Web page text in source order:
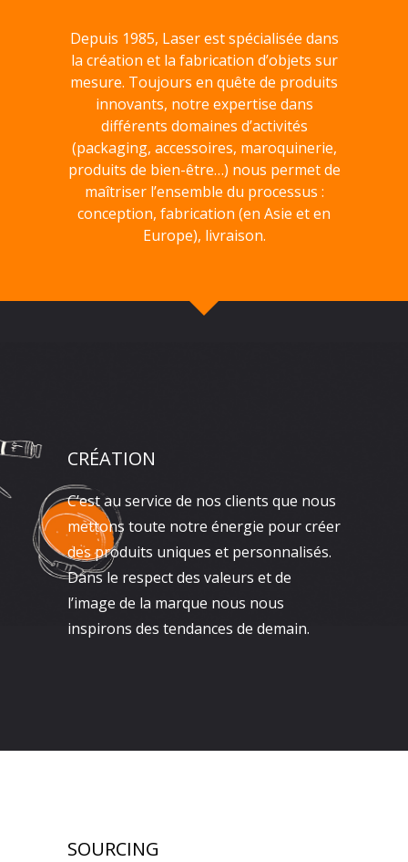
Depuis 1985, Laser est spécialisée dans
la création et la fabrication d’objets sur
mesure. Toujours en quête de produits
innovants, notre expertise dans
différents domaines d’activités
(packaging, accessoires, maroquinerie,
produits de bien-être…) nous permet de
maîtriser l’ensemble du processus :
conception, fabrication (en Asie et en
Europe), livraison.
CRÉATION
C’est au service de nos clients que nous
mettons toute notre énergie pour créer
des produits uniques et personnalisés.
Dans le respect des valeurs et de
l’image de la marque nous nous
inspirons des tendances de demain.
SOURCING